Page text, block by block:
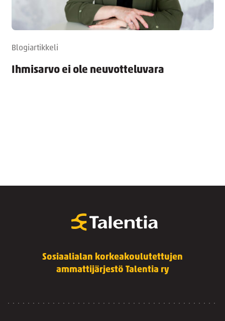
Blogiartikkeli
Ihmisarvo ei ole neuvotteluvara
Sosiaalialan korkeakoulutettujen
ammattijärjestö Talentia ry